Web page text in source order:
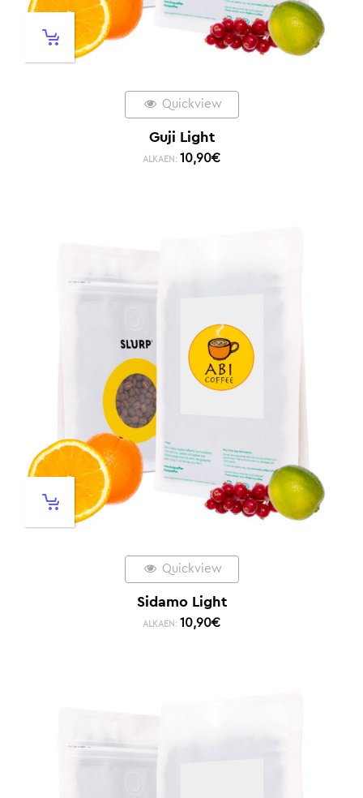
Quickview
Guji Light
ALKAEN: 10,90€
Quickview
Sidamo Light
ALKAEN: 10,90€